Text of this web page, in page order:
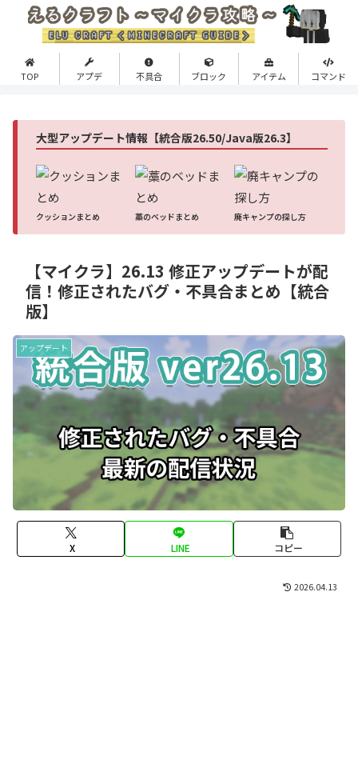
TOP アプデ 不具合 ブロック アイテム コマンド
大型アップデート情報【統合版26.50/Java版26.3】
クッションまとめ 藁のベッドまとめ 廃キャンプの探し方
【マイクラ】26.13 修正アップデートが配
信！修正されたバグ・不具合まとめ【統合
版】
アップデート
X LINE コピー
2026.04.13